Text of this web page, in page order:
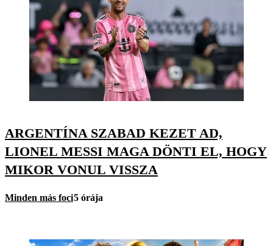
ARGENTÍNA SZABAD KEZET AD,
LIONEL MESSI MAGA DÖNTI EL, HOGY
MIKOR VONUL VISSZA
Minden más foci5 órája